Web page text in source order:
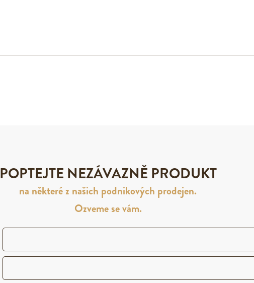
POPTEJTE NEZÁVAZNĚ PRODUKT
na některé z našich podnikových prodejen.
Ozveme se vám.